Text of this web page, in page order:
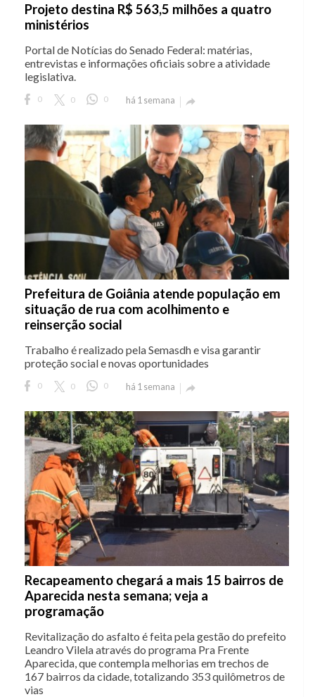
Projeto destina R$ 563,5 milhões a quatro
ministérios
Portal de Notícias do Senado Federal: matérias,
entrevistas e informações oficiais sobre a atividade
legislativa.
0 0 0 há 1 semana 
Prefeitura de Goiânia atende população em
situação de rua com acolhimento e
reinserção social
Trabalho é realizado pela Semasdh e visa garantir
proteção social e novas oportunidades
0 0 0 há 1 semana 
Recapeamento chegará a mais 15 bairros de
Aparecida nesta semana; veja a
programação
Revitalização do asfalto é feita pela gestão do prefeito
Leandro Vilela através do programa Pra Frente
Aparecida, que contempla melhorias em trechos de
167 bairros da cidade, totalizando 353 quilômetros de
vias